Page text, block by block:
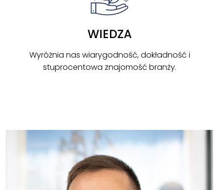
WIEDZA
Wyróżnia nas wiarygodność, dokładność i
stuprocentowa znajomość branży.